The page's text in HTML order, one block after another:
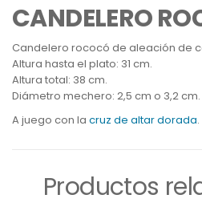
CANDELERO
Candelero rococó de aleación de
Altura hasta el plato: 31 cm.
Altura total: 38 cm.
Diámetro mechero: 2,5 cm o 3,2 cm.
A juego con la cruz de altar dorada.
Productos